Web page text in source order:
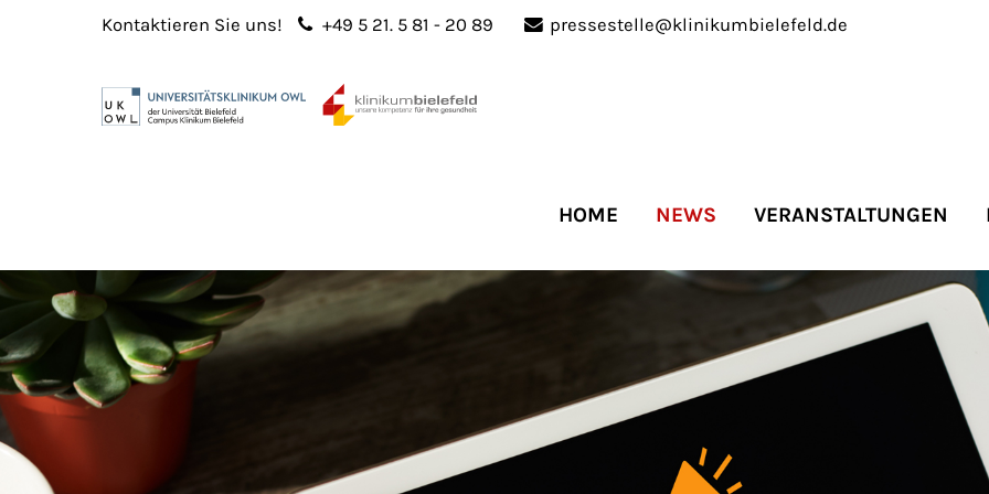
Login
Benutzername
Anmelden
Register
24h/
We offer support for our
customers
Have any questions?
+44 1234 567 890
Drop us a line
info@yourdomain.com
Kontaktieren Sie uns! +49 5 21. 5 81 - 20 89 pressestelle@klinikumbielefeld.de
HOME NEWS VERANSTALTUNGEN